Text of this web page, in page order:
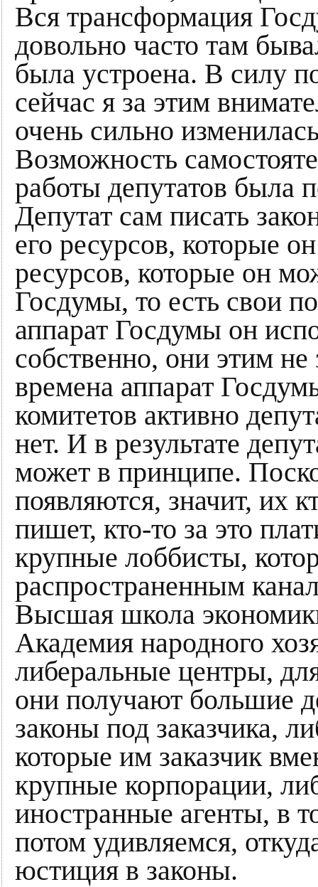
Вся трансформация
довольно часто там
была устроена. В силу
сейчас я за этим
очень сильно
Возможность
работы депутатов была
Депутат сам писать
его ресурсов, которые
ресурсов, которые он
Госдумы, то есть свои
аппарат Госдумы он
собственно, они этим
времена аппарат
комитетов активно
нет. И в результате
может в принципе.
появляются, значит, их
пишет, кто-то за это
крупные лоббисты,
распространенным
Высшая школа
Академия народного
либеральные центры,
они получают большие
законы под заказчика,
которые им заказчик
крупные корпорации,
иностранные агенты, в
потом удивляемся,
юстиция в законы.